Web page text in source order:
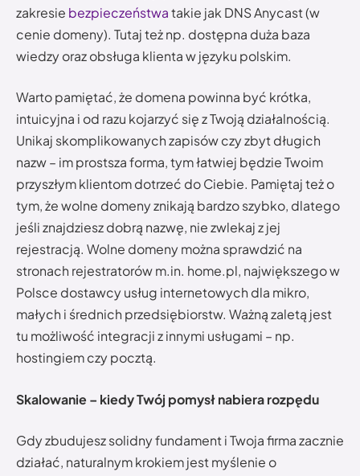
zakresie bezpieczeństwatakie jak DNS Anycast (w
cenie domeny). Tutaj też np. dostępna duża baza
wiedzy oraz obsługa klienta w języku polskim.
Warto pamiętać, że domena powinna być krótka,
intuicyjna i od razu kojarzyć się z Twoją działalnością.
Unikaj skomplikowanych zapisów czy zbyt długich
nazw – im prostsza forma, tym łatwiej będzie Twoim
przyszłym klientom dotrzeć do Ciebie. Pamiętaj też o
tym, że wolne domeny znikają bardzo szybko, dlatego
jeśli znajdziesz dobrą nazwę, nie zwlekaj z jej
rejestracją. Wolne domeny można sprawdzić na
stronach rejestratorów m.in. home.pl, największego w
Polsce dostawcy usług internetowych dla mikro,
małych i średnich przedsiębiorstw. Ważną zaletą jest
tu możliwość integracji z innymi usługami – np.
hostingiem czy pocztą.
Skalowanie – kiedy Twój pomysł nabiera rozpędu
Gdy zbudujesz solidny fundament i Twoja firma zacznie
działać, naturalnym krokiem jest myślenie o